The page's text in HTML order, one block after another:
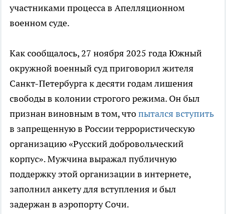
участниками процесса в Апелляционном
военном суде.
Как сообщалось, 27 ноября 2025 года Южный
окружной военный суд приговорил жителя
Санкт-Петербурга к десяти годам лишения
свободы в колонии строгого режима. Он был
признан виновным в том, чтопытался вступить
в запрещенную в России террористическую
организацию «Русский добровольческий
корпус». Мужчина выражал публичную
поддержку этой организации в интернете,
заполнил анкету для вступления и был
задержан в аэропорту Сочи.